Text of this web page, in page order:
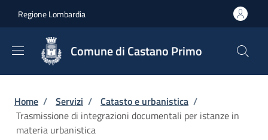
Regione Lombardia
Comune di Castano Primo
Briciole di pane
Home / Servizi / Catasto e urbanistica /
Trasmissione di integrazioni documentali per istanze in
materia urbanistica